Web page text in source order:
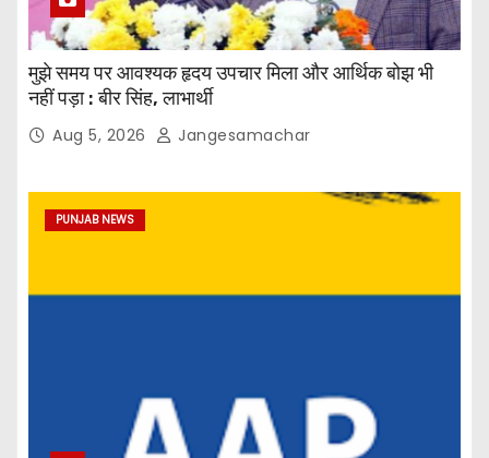
मुझे समय पर आवश्यक हृदय उपचार मिला और आर्थिक बोझ भी
नहीं पड़ा : बीर सिंह, लाभार्थी
Aug 5, 2026 Jangesamachar
PUNJAB NEWS